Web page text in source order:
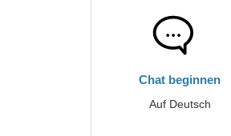
Chat beginnen
Auf Deutsch